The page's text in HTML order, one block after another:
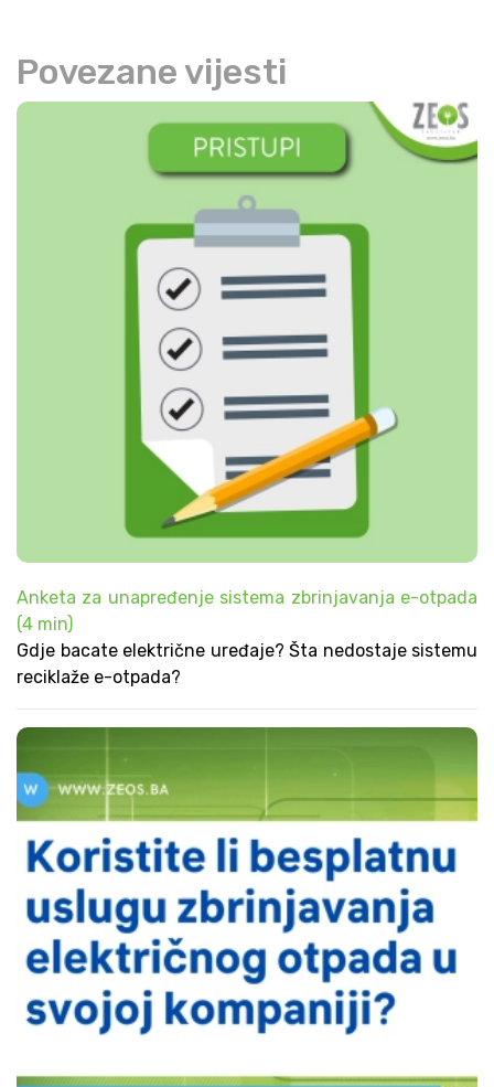
Povezane vijesti
Anketa za unapređenje sistema zbrinjavanja e-otpada
(4 min)
Gdje bacate električne uređaje? Šta nedostaje sistemu
reciklaže e-otpada?